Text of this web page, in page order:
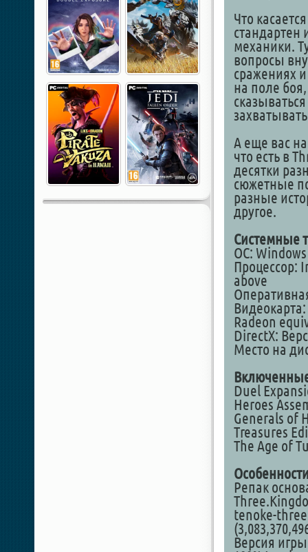
Что
стандартен
механики.
вопросы
сражениях
на поле
А еще вас
что есть в
десятки
сюжетные
разные
другое.
Системные
ОС:
Процессор:
above
Radeon
DirectX:
Место на
Duel
Heroes
Generals of
Treasures
The Age of
Репак
tenoke-
Версия